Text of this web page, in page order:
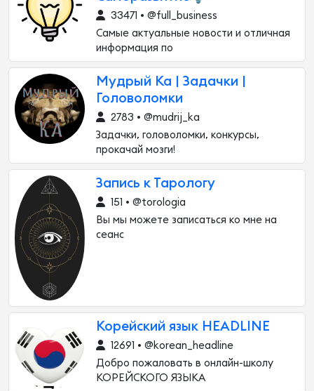
33471 • @full_business
Самые актуальные новости и отличная
информация по
Мудрый Ка | Задачки |
Головоломки
2783 • @mudrij_ka
Задачки, головоломки, конкурсы,
прокачай мозги!
Запись к Тарологу
151 • @torologia
Вы мы можете записаться ко мне на
сеанс
Корейский язык HEADLINE
12691 • @korean_headline
Добро пожаловать в онлайн-школу
КОРЕЙСКОГО ЯЗЫКА